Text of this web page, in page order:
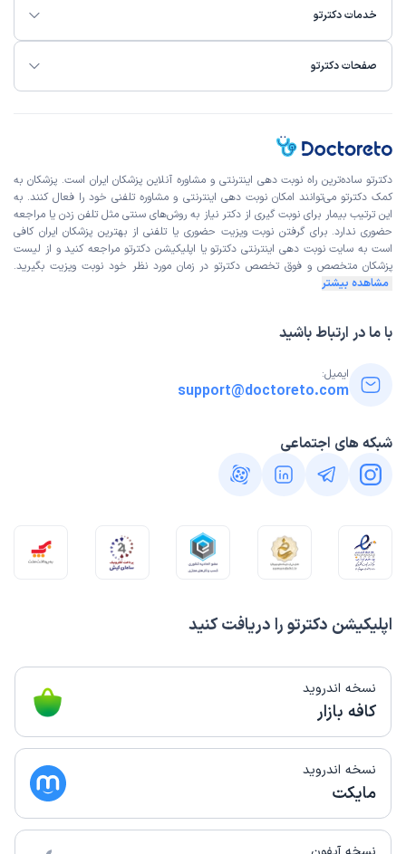
خدمات دکترتو
صفحات دکترتو
اپلیکیشن دکترتو را دریافت کنید
نسخه اندروید
کافه بازار
نسخه اندروید
مایکت
دکترتو ساده‌ترین راه نوبت‌ دهی اینترنتی و مشاوره آنلاین پزشکان ایران است. پزشکان به
کمک دکترتو می‌توانند امکان نوبت دهی اینترنتی و مشاوره تلفنی خود را فعال کنند. به
این ترتیب بیمار برای نوبت گیری از دکتر نیاز به روش‌های سنتی مثل تلفن زدن یا مراجعه
حضوری ندارد. برای گرفتن نوبت ویزیت حضوری یا تلفنی از بهترین پزشکان ایران کافی
است به سایت نوبت دهی اینترنتی دکترتو یا اپلیکیشن دکترتو مراجعه کنید و از لیست
پزشکان متخصص و فوق تخصص دکترتو در زمان مورد نظر خود نوبت ویزیت بگیرید.
مشاهده بیشتر
با ما در ارتباط باشید
ایمیل:
support@doctoreto.com
شبکه های اجتماعی